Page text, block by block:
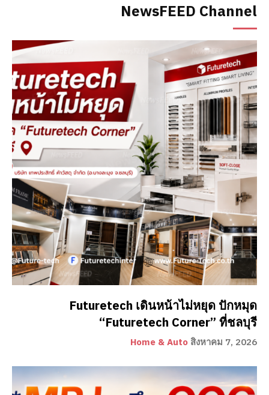
NewsFEED Channel
Futuretech เดินหน้าไม่หยุด ปักหมุด
“Futuretech Corner” ที่ชลบุรี
Home & Auto สิงหาคม 7, 2026